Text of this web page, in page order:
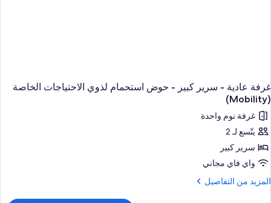
غرفة عادية - سرير كبير - حوض استحمام لذوي الاحتياجات الخاصة
(Mobility)
غرفة نوم واحدة
يتّسع لـ 2
سرير كبير
واي فاي مجاني
المزيد من التفاصيل
المزيد